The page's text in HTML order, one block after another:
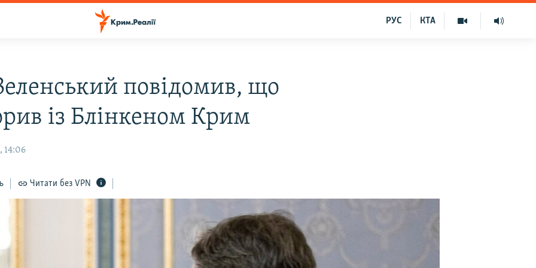
КТА
РУС
повідомив, що
із Блінкеном Крим
14:06
Читати без VPN